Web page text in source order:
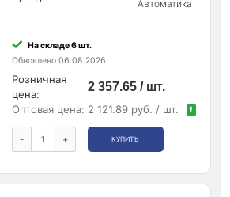
Автоматика
На складе 6 шт.
Обновлено 06.08.2026
Розничная
цена:
2 357.65 / шт.
Оптовая цена: 2 121.89 руб. / шт. !
- + КУПИТЬ